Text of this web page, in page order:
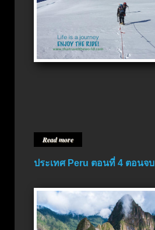
Read more
ประเทศ Peru ตอนที่ 4 ตอนจบ